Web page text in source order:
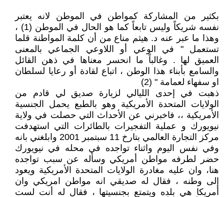
بكثير من المشاركة كمواطن في الموطن لانه يعتبر
نفسه شريكاً وليس تابعاً كما هو الحال في الموطن (1) ،
وهذا ما عبر عنه د. هيثم مناع من أن كلمة المواطنة قلما
تستعمل " في الوعي أو اللاوعي الجماعي بالمعنى
العميق لها . وغالباً ما انحسر معناها في ذهن القائل
والسامع بأبناء هذا الوطن ، اتباع لقادة أو رعايا لسلطان
او سفهاء لعمامة " (2)
ذهبت في إحدى الليالي لزيارة صديق لي قادم من
الولايات المتحدة الأمريكية وهو بالطبع يحمل الجنسية
الأمريكية ،، فاخبرني عن الأحداث التي حصلت في ولاية
نيويورك و عملية التفجيرات بالطائرات التي استهدفت
مركز التجارة العالمي بتارخ 11 سبتمبر 2001 وابلغني بانه
وفي نفس اليوم واثناء تواجده في محله في نيويورك
حضر لطرفه مواطن أمريكي وسأله عن سبب تواجده
هنا، وان عليه مغادرة الولايات المتحدة الأمريكية ويعود
إلى وطنه ، فقال له صديقي انه مواطن امريكي وان
أمريكا هي بلده ويتمتع بجنسيتها ، فقال له أنت لست